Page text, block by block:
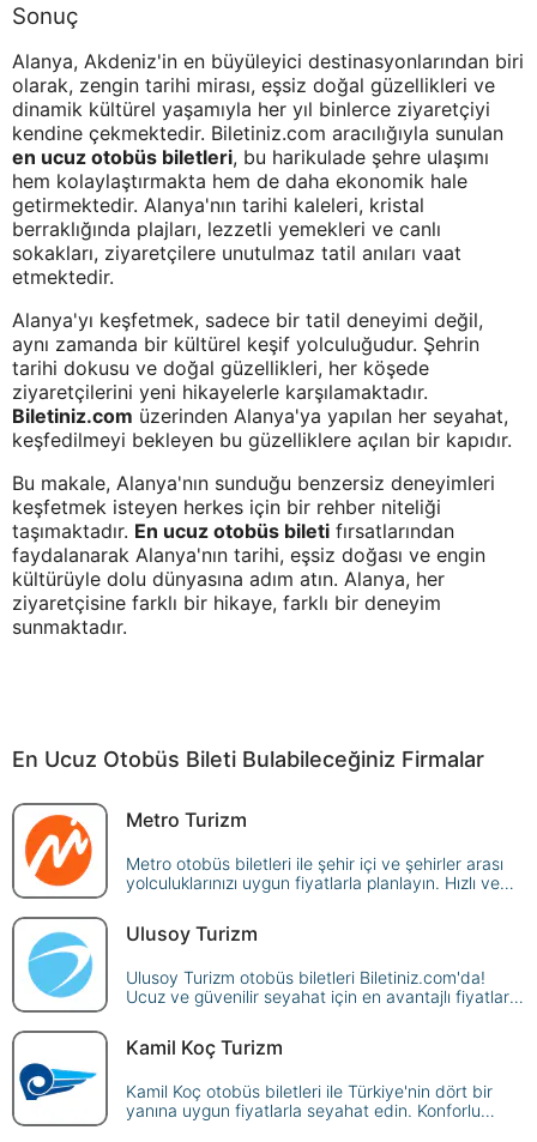
Sonuç
Alanya, Akdeniz'in en büyüleyici destinasyonlarından biri
olarak, zengin tarihi mirası, eşsiz doğal güzellikleri ve
dinamik kültürel yaşamıyla her yıl binlerce ziyaretçiyi
kendine çekmektedir. Biletiniz.com aracılığıyla sunulan
en ucuz otobüs biletleri, bu harikulade şehre ulaşımı
hem kolaylaştırmakta hem de daha ekonomik hale
getirmektedir. Alanya'nın tarihi kaleleri, kristal
berraklığında plajları, lezzetli yemekleri ve canlı
sokakları, ziyaretçilere unutulmaz tatil anıları vaat
etmektedir.
Alanya'yı keşfetmek, sadece bir tatil deneyimi değil,
aynı zamanda bir kültürel keşif yolculuğudur. Şehrin
tarihi dokusu ve doğal güzellikleri, her köşede
ziyaretçilerini yeni hikayelerle karşılamaktadır.
Biletiniz.com üzerinden Alanya'ya yapılan her seyahat,
keşfedilmeyi bekleyen bu güzelliklere açılan bir kapıdır.
Bu makale, Alanya'nın sunduğu benzersiz deneyimleri
keşfetmek isteyen herkes için bir rehber niteliği
taşımaktadır. En ucuz otobüs bileti fırsatlarından
faydalanarak Alanya'nın tarihi, eşsiz doğası ve engin
kültürüyle dolu dünyasına adım atın. Alanya, her
ziyaretçisine farklı bir hikaye, farklı bir deneyim
sunmaktadır.
En Ucuz Otobüs Bileti Bulabileceğiniz Firmalar
Metro Turizm
Metro otobüs biletleri ile şehir içi ve şehirler arası
yolculuklarınızı uygun fiyatlarla planlayın. Hızlı ve
Ulusoy Turizm
Ulusoy Turizm otobüs biletleri Biletiniz.com'da!
Ucuz ve güvenilir seyahat için en avantajlı fiyatlar
Kamil Koç Turizm
Kamil Koç otobüs biletleri ile Türkiye'nin dört bir
yanına uygun fiyatlarla seyahat edin. Konforlu